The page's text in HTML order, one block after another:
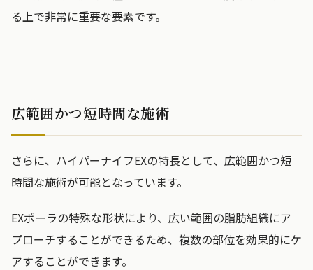
る上で非常に重要な要素です。
広範囲かつ短時間な施術
さらに、ハイパーナイフEXの特長として、広範囲かつ短
時間な施術が可能となっています。
EXポーラの特殊な形状により、広い範囲の脂肪組織にア
プローチすることができるため、複数の部位を効果的にケ
アすることができます。